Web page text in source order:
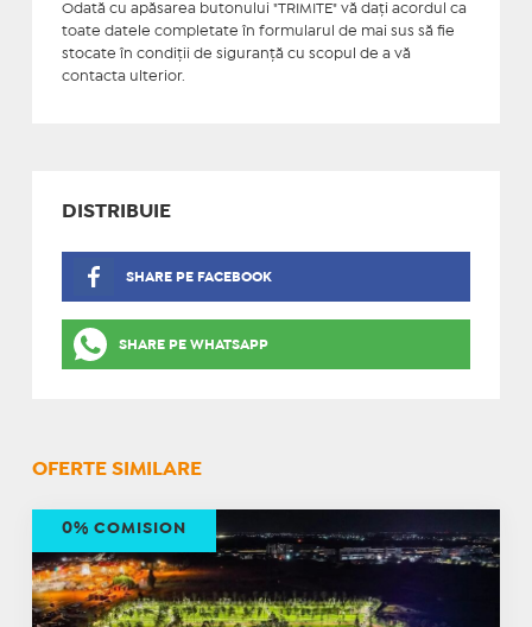
Odată cu apăsarea butonului "TRIMITE" vă daţi acordul ca
toate datele completate în formularul de mai sus să fie
stocate în condiţii de siguranţă cu scopul de a vă
contacta ulterior.
DISTRIBUIE
SHARE PE FACEBOOK
SHARE PE WHATSAPP
OFERTE SIMILARE
0% COMISION